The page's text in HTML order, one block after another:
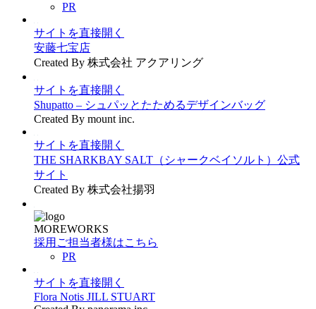
PR
サイトを直接開く
安藤七宝店
Created By 株式会社 アクアリング
サイトを直接開く
Shupatto – シュパッとたためるデザインバッグ
Created By mount inc.
サイトを直接開く
THE SHARKBAY SALT（シャークベイソルト）公式
サイト
Created By 株式会社揚羽
MOREWORKS
採用ご担当者様はこちら
PR
サイトを直接開く
Flora Notis JILL STUART